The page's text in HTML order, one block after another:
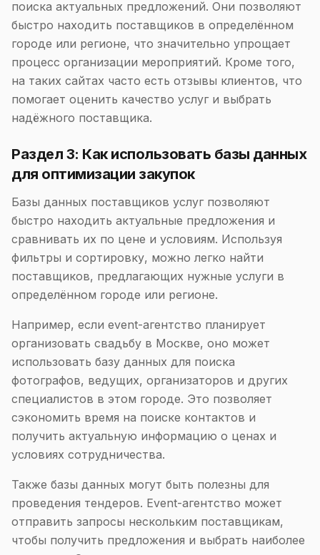
поиска актуальных предложений. Они позволяют
быстро находить поставщиков в определённом
городе или регионе, что значительно упрощает
процесс организации мероприятий. Кроме того,
на таких сайтах часто есть отзывы клиентов, что
помогает оценить качество услуг и выбрать
надёжного поставщика.
Раздел 3: Как использовать базы данных
для оптимизации закупок
Базы данных поставщиков услуг позволяют
быстро находить актуальные предложения и
сравнивать их по цене и условиям. Используя
фильтры и сортировку, можно легко найти
поставщиков, предлагающих нужные услуги в
определённом городе или регионе.
Например, если event-агентство планирует
организовать свадьбу в Москве, оно может
использовать базу данных для поиска
фотографов, ведущих, организаторов и других
специалистов в этом городе. Это позволяет
сэкономить время на поиске контактов и
получить актуальную информацию о ценах и
условиях сотрудничества.
Также базы данных могут быть полезны для
проведения тендеров. Event-агентство может
отправить запросы нескольким поставщикам,
чтобы получить предложения и выбрать наиболее